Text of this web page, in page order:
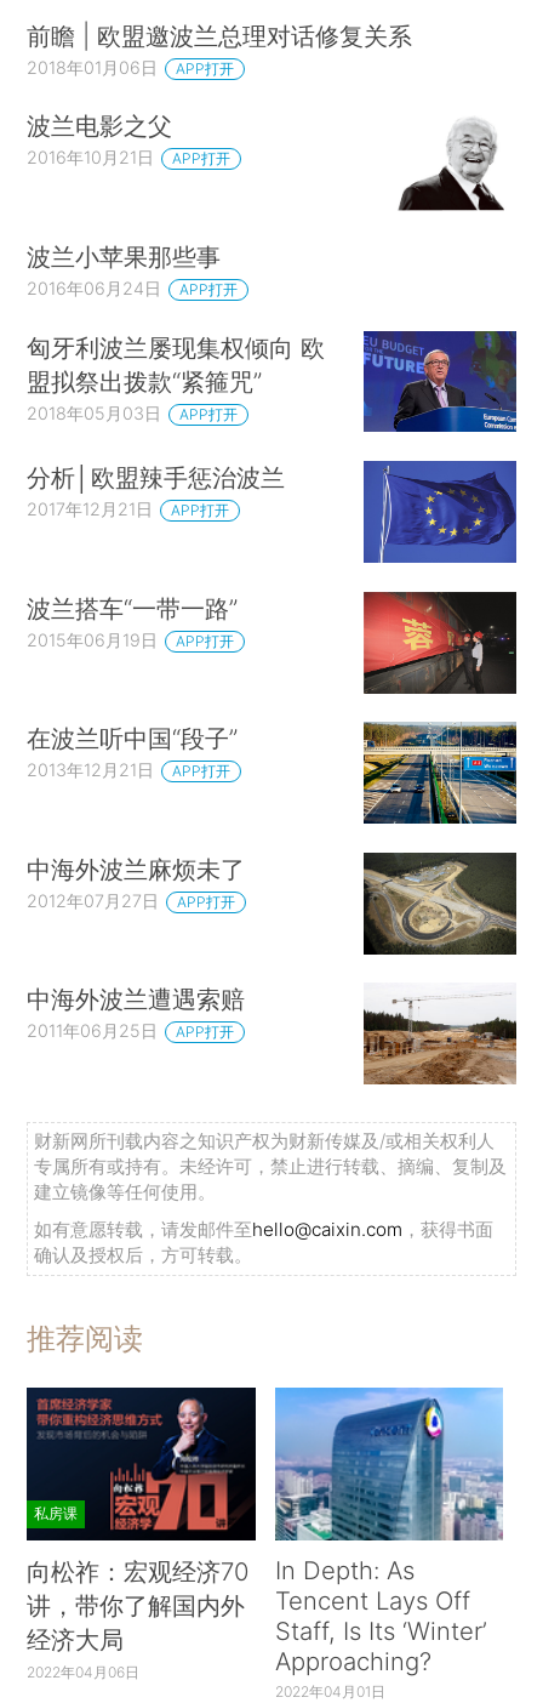
前瞻 | 欧盟邀波兰总理对话修复关系
2018年01月06日 APP打开
波兰电影之父
2016年10月21日 APP打开
波兰小苹果那些事
2016年06月24日 APP打开
匈牙利波兰屡现集权倾向 欧
盟拟祭出拨款“紧箍咒”
2018年05月03日 APP打开
分析│欧盟辣手惩治波兰
2017年12月21日 APP打开
波兰搭车“一带一路”
2015年06月19日 APP打开
在波兰听中国“段子”
2013年12月21日 APP打开
中海外波兰麻烦未了
2012年07月27日 APP打开
中海外波兰遭遇索赔
2011年06月25日 APP打开
财新网所刊载内容之知识产权为财新传媒及/或相关权利人
专属所有或持有。未经许可，禁止进行转载、摘编、复制及
建立镜像等任何使用。
如有意愿转载，请发邮件至hello@caixin.com ，获得书面
确认及授权后，方可转载。
推荐阅读
私房课
向松祚：宏观经济70
讲，带你了解国内外
经济大局
2022年04月06日
In Depth: As
Tencent Lays Off
Staff, Is Its ‘Winter’
Approaching?
2022年04月01日